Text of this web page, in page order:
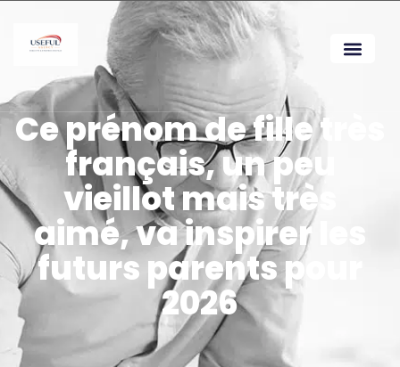
Ce prénom de fille très
français, un peu
vieillot mais très
aimé, va inspirer les
futurs parents pour
2026